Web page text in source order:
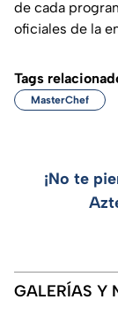
de cada
oficiales de la
Tags
MasterChef
¡No te
GALERÍAS Y